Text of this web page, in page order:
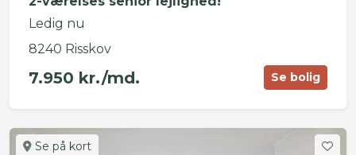
Ledig nu
8240 Risskov
7.950 kr./md. Se bolig
Se på kort